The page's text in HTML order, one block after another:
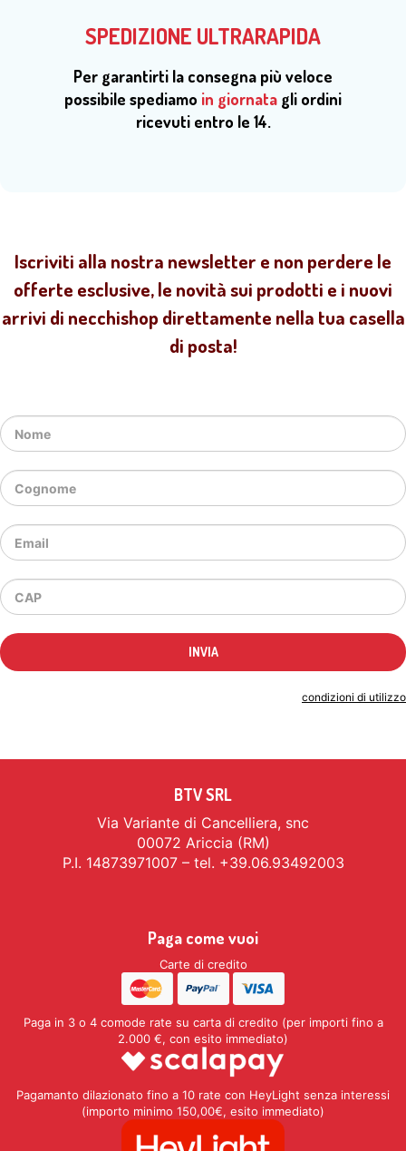
SPEDIZIONE ULTRARAPIDA
Per garantirti la consegna più veloce
possibile spediamo in giornata gli ordini
ricevuti entro le 14.
Iscriviti alla nostra newsletter e non perdere le
offerte esclusive, le novità sui prodotti e i nuovi
arrivi di necchishop direttamente nella tua casella
di posta!
condizioni di utilizzo
BTV SRL
Via Variante di Cancelliera, snc
00072 Ariccia (RM)
P.I. 14873971007 – tel. +39.06.93492003
Paga come vuoi
Carte di credito
Paga in 3 o 4 comode rate su carta di credito (per importi fino a
2.000 €, con esito immediato)
Pagamanto dilazionato fino a 10 rate con HeyLight senza interessi
(importo minimo 150,00€, esito immediato)